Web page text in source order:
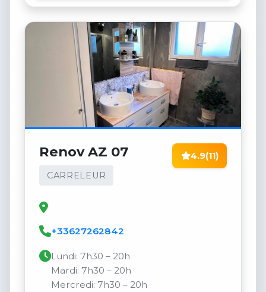
Renov AZ 07
CARRELEUR
4.9(11)
+33627262842
Lundi: 7h30 – 20h
Mardi: 7h30 – 20h
Mercredi: 7h30 – 20h